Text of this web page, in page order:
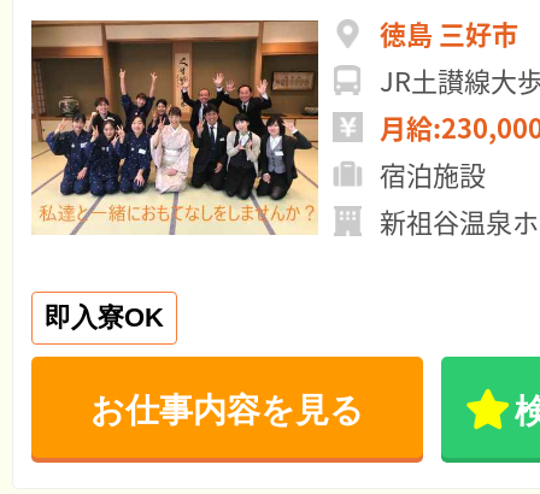
徳島 三好市
JR土讃線大
月給
宿泊施設
新祖谷温泉
即入寮OK
お仕事内容を見る